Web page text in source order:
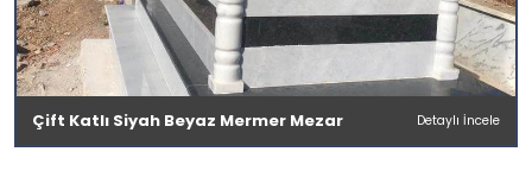
Çift Katlı Siyah Beyaz Mermer Mezar Detaylı İncele